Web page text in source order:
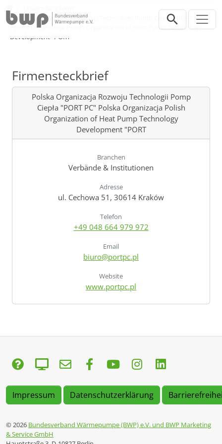
Polska Organizacja Rozwoju Technologii Pomp Ciepła "PORT PC"
Polska Organizacja Polish Organization of Heat Pump Technology
Development "PORT
Firmensteckbrief
Polska Organizacja Rozwoju Technologii Pomp
Ciepła "PORT PC" Polska Organizacja Polish
Organization of Heat Pump Technology
Development "PORT
Branchen
Verbände & Institutionen
Adresse
ul. Cechowa 51, 30614 Kraków
Telefon
+49 048 664 979 972
Email
biuro@portpc.pl
Website
www.portpc.pl
Impressum Datenschutzerklärung
© 2026 Bundesverband Wärmepumpe (BWP) e.V. und BWP Marketing
& Service GmbH